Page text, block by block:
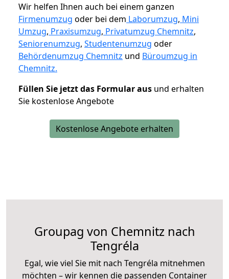
Wir helfen Ihnen auch bei einem ganzen
Firmenumzug oder bei dem Laborumzug, Mini
Umzug, Praxisumzug, Privatumzug Chemnitz,
Seniorenumzug, Studentenumzug oder
Behördenumzug Chemnitz und Büroumzug in
Chemnitz.
Füllen Sie jetzt das Formular aus und erhalten
Sie kostenlose Angebote
Kostenlose Angebote erhalten
Groupag von Chemnitz nach
Tengréla
Egal, wie viel Sie mit nach Tengréla mitnehmen
möchten – wir kennen die passenden Container